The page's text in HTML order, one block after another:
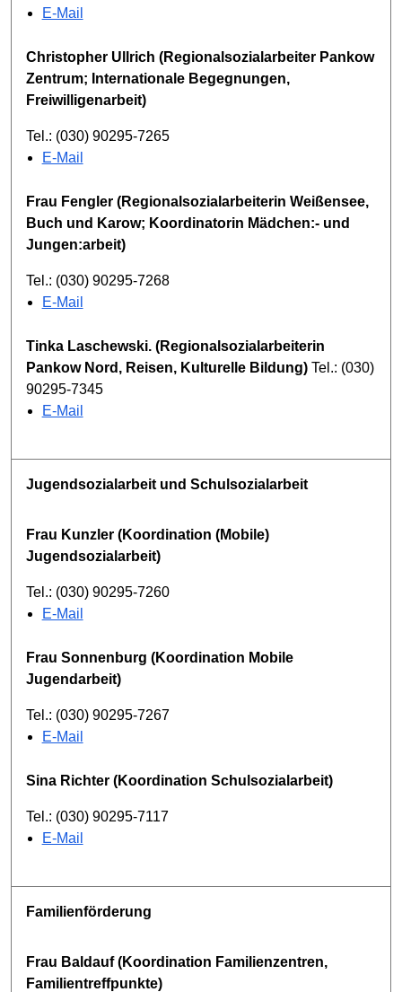
E-Mail
Christopher Ullrich (Regionalsozialarbeiter Pankow
Zentrum; Internationale Begegnungen,
Freiwilligenarbeit)
Tel.: (030) 90295-7265
E-Mail
Frau Fengler (Regionalsozialarbeiterin Weißensee,
Buch und Karow; Koordinatorin Mädchen:- und
Jungen:arbeit)
Tel.: (030) 90295-7268
E-Mail
Tinka Laschewski. (Regionalsozialarbeiterin
Pankow Nord, Reisen, Kulturelle Bildung) Tel.: (030)
90295-7345
E-Mail
Jugendsozialarbeit und Schulsozialarbeit
Frau Kunzler (Koordination (Mobile)
Jugendsozialarbeit)
Tel.: (030) 90295-7260
E-Mail
Frau Sonnenburg (Koordination Mobile
Jugendarbeit)
Tel.: (030) 90295-7267
E-Mail
Sina Richter (Koordination Schulsozialarbeit)
Tel.: (030) 90295-7117
E-Mail
Familienförderung
Frau Baldauf (Koordination Familienzentren,
Familientreffpunkte)